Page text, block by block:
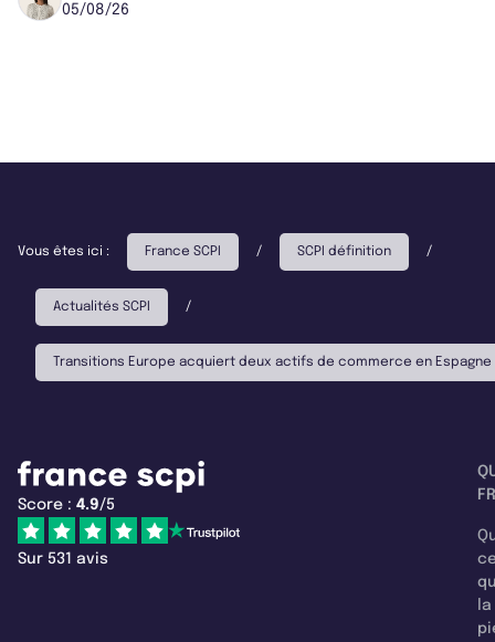
05/08/26
Vous êtes ici : France SCPI / SCPI définition /
Actualités SCPI /
Transitions Europe acquiert deux actifs de commerce en Espagne
Score : 4.9/5
Sur 531 avis
la